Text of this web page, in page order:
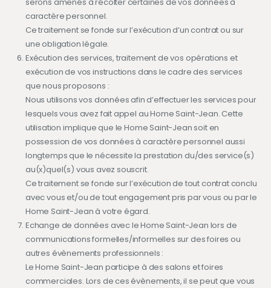
caractère personnel.
Ce traitement se fonde sur l’exécution d’un contrat ou sur
une obligation légale.
Exécution des services, traitement de vos opérations et
exécution de vos instructions dans le cadre des services
que nous proposons :
Nous utilisons vos données afin d’effectuer les services pour
lesquels vous avez fait appel au Home Saint-Jean. Cette
utilisation implique que le Home Saint-Jean soit en
possession de vos données à caractère personnel aussi
longtemps que le nécessite la prestation du/des service(s)
au(x)quel(s) vous avez souscrit.
Ce traitement se fonde sur l’exécution de tout contrat conclu
avec vous et/ou de tout engagement pris par vous ou par le
Home Saint-Jean à votre égard.
Echange de données avec le Home Saint-Jean lors de
communications formelles/informelles sur des foires ou
autres évènements professionnels :
Le Home Saint-Jean participe à des salons et foires
commerciales. Lors de ces évènements, il se peut que vous